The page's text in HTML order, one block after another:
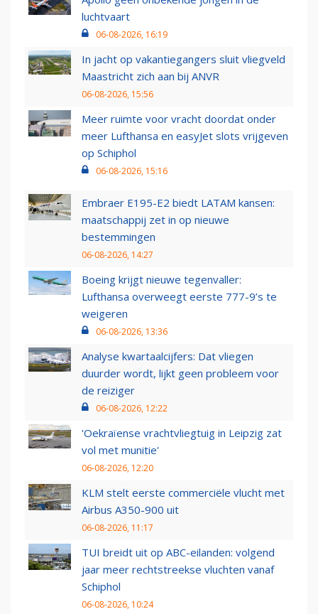
luchtvaart
06-08-2026, 16:19
In jacht op vakantiegangers sluit vliegveld
Maastricht zich aan bij ANVR
06-08-2026, 15:56
Meer ruimte voor vracht doordat onder
meer Lufthansa en easyJet slots vrijgeven
op Schiphol
06-08-2026, 15:16
Embraer E195-E2 biedt LATAM kansen:
maatschappij zet in op nieuwe
bestemmingen
06-08-2026, 14:27
Boeing krijgt nieuwe tegenvaller:
Lufthansa overweegt eerste 777-9’s te
weigeren
06-08-2026, 13:36
Analyse kwartaalcijfers: Dat vliegen
duurder wordt, lijkt geen probleem voor
de reiziger
06-08-2026, 12:22
'Oekraïense vrachtvliegtuig in Leipzig zat
vol met munitie'
06-08-2026, 12:20
KLM stelt eerste commerciële vlucht met
Airbus A350-900 uit
06-08-2026, 11:17
TUI breidt uit op ABC-eilanden: volgend
jaar meer rechtstreekse vluchten vanaf
Schiphol
06-08-2026, 10:24